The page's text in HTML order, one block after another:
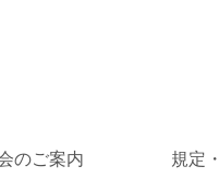
のご案内 規定